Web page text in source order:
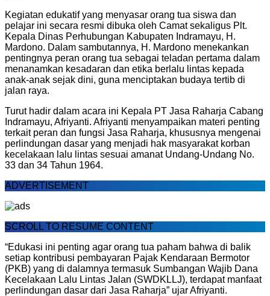
Kegiatan edukatif yang menyasar orang tua siswa dan
pelajar ini secara resmi dibuka oleh Camat sekaligus Plt.
Kepala Dinas Perhubungan Kabupaten Indramayu, H.
Mardono. Dalam sambutannya, H. Mardono menekankan
pentingnya peran orang tua sebagai teladan pertama dalam
menanamkan kesadaran dan etika berlalu lintas kepada
anak-anak sejak dini, guna menciptakan budaya tertib di
jalan raya.
Turut hadir dalam acara ini Kepala PT Jasa Raharja Cabang
Indramayu, Afriyanti. Afriyanti menyampaikan materi penting
terkait peran dan fungsi Jasa Raharja, khususnya mengenai
perlindungan dasar yang menjadi hak masyarakat korban
kecelakaan lalu lintas sesuai amanat Undang-Undang No.
33 dan 34 Tahun 1964.
ADVERTISEMENT
SCROLL TO RESUME CONTENT
“Edukasi ini penting agar orang tua paham bahwa di balik
setiap kontribusi pembayaran Pajak Kendaraan Bermotor
(PKB) yang di dalamnya termasuk Sumbangan Wajib Dana
Kecelakaan Lalu Lintas Jalan (SWDKLLJ), terdapat manfaat
perlindungan dasar dari Jasa Raharja” ujar Afriyanti.